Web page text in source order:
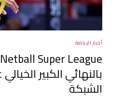
أخبار الرياضة
الشبكة